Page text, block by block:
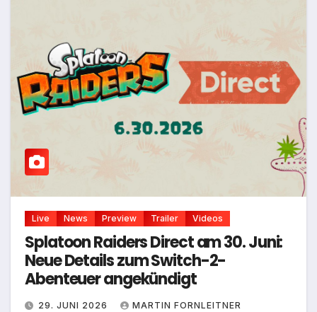
Live News Preview Trailer Videos
Splatoon Raiders Direct am 30. Juni:
Neue Details zum Switch-2-
Abenteuer angekündigt
29. JUNI 2026 MARTIN FORNLEITNER